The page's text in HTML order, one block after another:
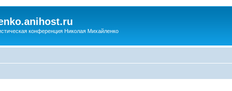
конференция Николая Михайленко